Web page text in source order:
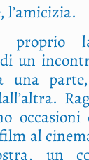
un
una
al
un